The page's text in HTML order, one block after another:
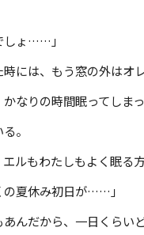
しょ……」
には、もう窓の外はオ
かなりの時間眠ってしま
。
ルもわたしもよく眠る
の夏休み初日が……」
あんだから、一日くらい